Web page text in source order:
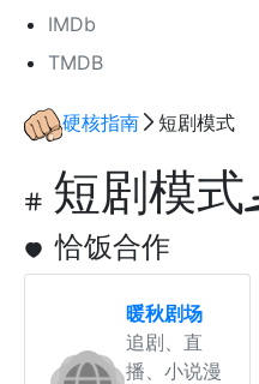
IMDb
TMDB
硬核指南 短剧模式
短剧模式
恰饭合作
暖秋剧场
追剧、直
播、小说漫